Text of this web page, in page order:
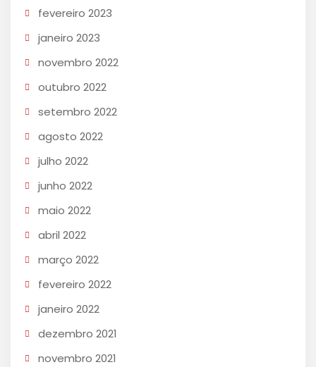
fevereiro 2023
janeiro 2023
novembro 2022
outubro 2022
setembro 2022
agosto 2022
julho 2022
junho 2022
maio 2022
abril 2022
março 2022
fevereiro 2022
janeiro 2022
dezembro 2021
novembro 2021